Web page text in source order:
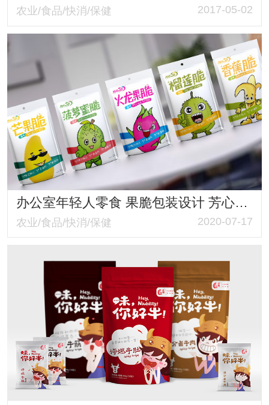
农业/食品/快消/保健 2017-05-02
办公室年轻人零食 果脆包装设计 芳心之恋系列包装
农业/食品/快消/保健 2020-07-17